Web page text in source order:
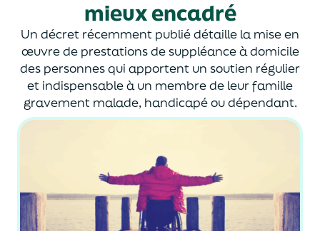
mieux encadré
Un décret récemment publié détaille la mise en
œuvre de prestations de suppléance à domicile
des personnes qui apportent un soutien régulier
et indispensable à un membre de leur famille
gravement malade, handicapé ou dépendant.